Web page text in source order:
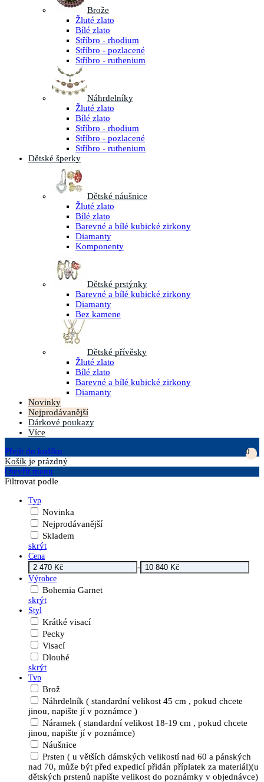
Brože
Žluté zlato
Bílé zlato
Stříbro - rhodium
Stříbro - pozlacené
Stříbro - ruthenium
Náhrdelníky
Žluté zlato
Bílé zlato
Stříbro - rhodium
Stříbro - pozlacené
Stříbro - ruthenium
Dětské šperky
Dětské náušnice
Žluté zlato
Bílé zlato
Barevné a bílé kubické zirkony
Diamanty
Komponenty
Dětské prstýnky
Barevné a bílé kubické zirkony
Diamanty
Bez kamene
Dětské přívěsky
Žluté zlato
Bílé zlato
Barevné a bílé kubické zirkony
Diamanty
Novinky
Nejprodávanější
Dárkové poukazy
Více
Přejít do košíku
0
Košík je prázdný
Otevřít menu
Filtrovat podle
Typ
Novinka
Nejprodávanější
Skladem
skrýt
Cena
-
Výrobce
Bohemia Garnet
skrýt
Styl
Krátké visací
Pecky
Visací
Dlouhé
skrýt
Typ
Brož
Náhrdelník ( standardní velikost 45 cm , pokud chcete
jinou, napište jí v poznámce )
Náramek ( standardní velikost 18-19 cm , pokud chcete
jinou, napište jí v poznámce)
Náušnice
Prsten ( u větších dámských velikostí nad 60 a pánských
nad 70, může být před expedicí přidán příplatek za materiál)(u
dětských prstenů napište velikost do poznámky v objednávce)